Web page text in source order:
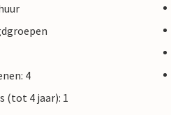
4
(tot 4 jaar): 1